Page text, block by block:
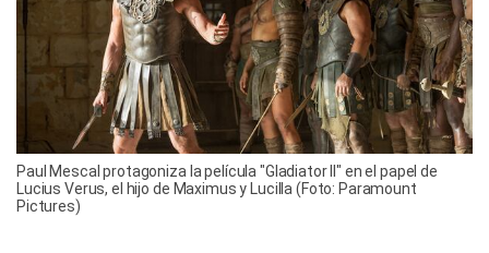
Paul Mescal protagoniza la película "Gladiator II" en el papel de
Lucius Verus, el hijo de Maximus y Lucilla (Foto: Paramount
Pictures)